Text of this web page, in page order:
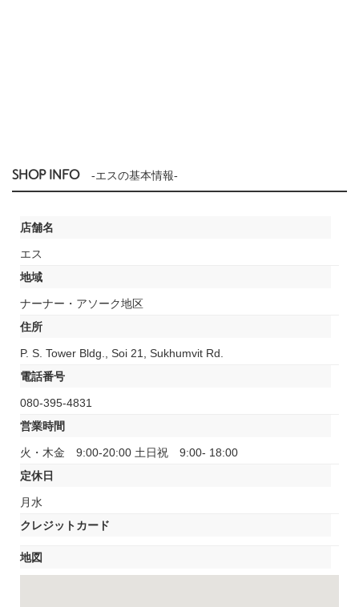
SHOP INFO -エスの基本情報-
店舗名
エス
地域
ナーナー・アソーク地区
住所
P. S. Tower Bldg., Soi 21, Sukhumvit Rd.
電話番号
080-395-4831
営業時間
火・木金 9:00-20:00 土日祝 9:00- 18:00
定休日
月水
クレジットカード
地図